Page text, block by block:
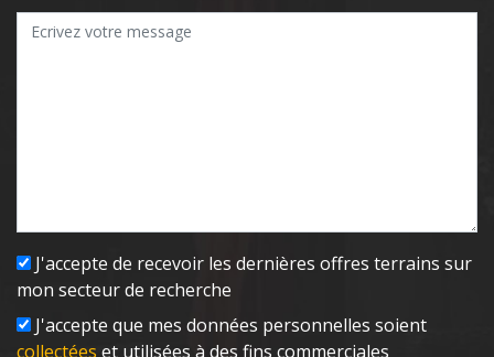
J'accepte de recevoir les dernières offres terrains sur
mon secteur de recherche
J'accepte que mes données personnelles soient
collectées et utilisées à des fins commerciales